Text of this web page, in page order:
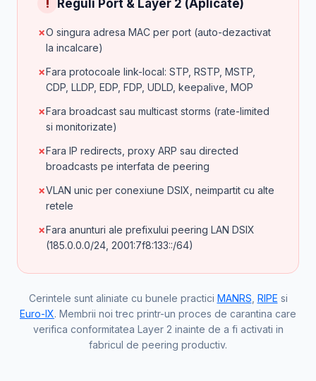
! Reguli Port & Layer 2 (Aplicate)
✗O singura adresa MAC per port (auto-dezactivat
la incalcare)
✗Fara protocoale link-local: STP, RSTP, MSTP,
CDP, LLDP, EDP, FDP, UDLD, keepalive, MOP
✗Fara broadcast sau multicast storms (rate-limited
si monitorizate)
✗Fara IP redirects, proxy ARP sau directed
broadcasts pe interfata de peering
✗VLAN unic per conexiune DSIX, neimpartit cu alte
retele
✗Fara anunturi ale prefixului peering LAN DSIX
(185.0.0.0/24, 2001:7f8:133::/64)
Cerintele sunt aliniate cu bunele practici MANRS RIPE si
Euro-IX. Membrii noi trec printr-un proces de carantina care
verifica conformitatea Layer 2 inainte de a fi activati in
fabricul de peering productiv.